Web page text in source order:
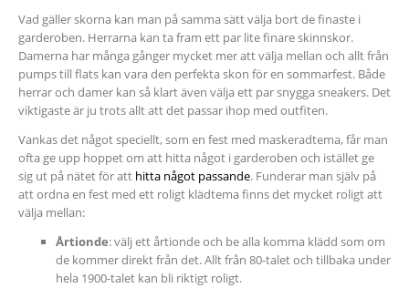
Vad gäller skorna kan man på samma sätt välja bort de finaste i
garderoben. Herrarna kan ta fram ett par lite finare skinnskor.
Damerna har många gånger mycket mer att välja mellan och allt från
pumps till flats kan vara den perfekta skon för en sommarfest. Både
herrar och damer kan så klart även välja ett par snygga sneakers. Det
viktigaste är ju trots allt att det passar ihop med outfiten.
Vankas det något speciellt, som en fest med maskeradtema, får man
ofta ge upp hoppet om att hitta något i garderoben och istället ge
sig ut på nätet för att hitta något passande. Funderar man själv på
att ordna en fest med ett roligt klädtema finns det mycket roligt att
välja mellan:
Årtionde: välj ett årtionde och be alla komma klädd som om
de kommer direkt från det. Allt från 80-talet och tillbaka under
hela 1900-talet kan bli riktigt roligt.